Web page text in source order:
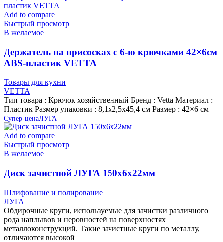
Add to compare
Быстрый просмотр
В желаемое
Держатель на присосках с 6-ю крючками 42×6см
ABS-пластик VETTA
Товары для кухни
VETTA
Тип товара : Крючок хозяйственный Бренд : Vetta Материал :
Пластик Размер упаковки : 8,1х2,5х45,4 см Размер : 42×6 см
Супер-ценаЛУГА
Add to compare
Быстрый просмотр
В желаемое
Диск зачистной ЛУГА 150х6х22мм
Шлифование и полирование
ЛУГА
Обдирочные круги, используемые для зачистки различного
рода наплывов и неровностей на поверхностях
металлоконструкций. Такие зачистные круги по металлу,
отличаются высокой